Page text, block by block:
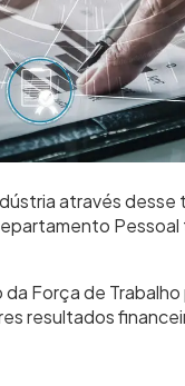
através
Força de
resultados